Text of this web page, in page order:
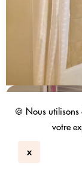
🍪 Nous utilisons
votre
x